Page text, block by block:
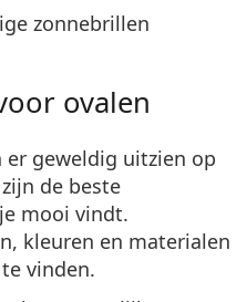
zonnebrillen
ovalen
er geweldig uitzien op
de beste
mooi vindt.
kleuren en materialen
vinden.